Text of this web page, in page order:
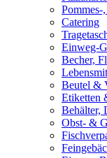
Pommes-
Catering
Einweg-
Becher,
Beutel &
Etiketten
Behälter,
Obst- &